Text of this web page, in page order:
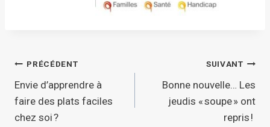
Navigation
de
PRÉCÉDENT
Envie d’apprendre à
faire des plats faciles
chez soi ?
SUIVANT
Bonne nouvelle… Les
jeudis « soupe » ont
repris !